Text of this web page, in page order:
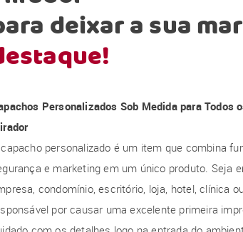
deixar a sua
Personalizados Sob Medida para Todos
capacho personalizado é um item que combina
e marketing em um único produto. Seja
condomínio, escritório, loja, hotel, clínica
por causar uma excelente primeira